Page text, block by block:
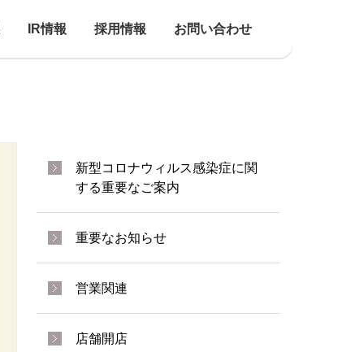
IR情報 採用情報 お問い合わせ
新型コロナウィルス感染症に関
する重要なご案内
重要なお知らせ
営業関連
店舗開店